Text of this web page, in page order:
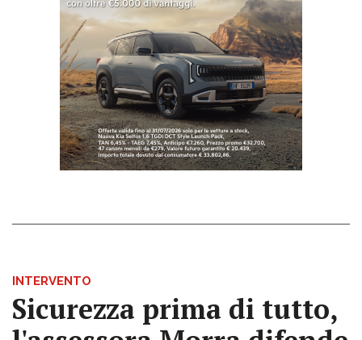
INTERVENTO
Sicurezza prima di tutto,